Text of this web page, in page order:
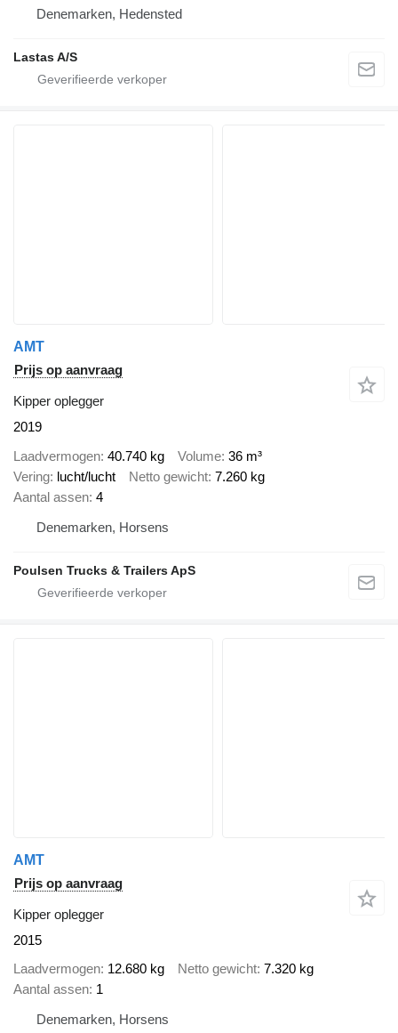
Denemarken, Hedensted
Lastas A/S
AMT
Prijs op aanvraag
Kipper oplegger
2019
Laadvermogen 40.740 kg Volume 36 m³
Vering lucht/lucht Netto gewicht 7.260 kg
Aantal assen 4
Denemarken, Horsens
Poulsen Trucks & Trailers ApS
AMT
Prijs op aanvraag
Kipper oplegger
2015
Laadvermogen 12.680 kg Netto gewicht 7.320 kg
Aantal assen 1
Denemarken, Horsens